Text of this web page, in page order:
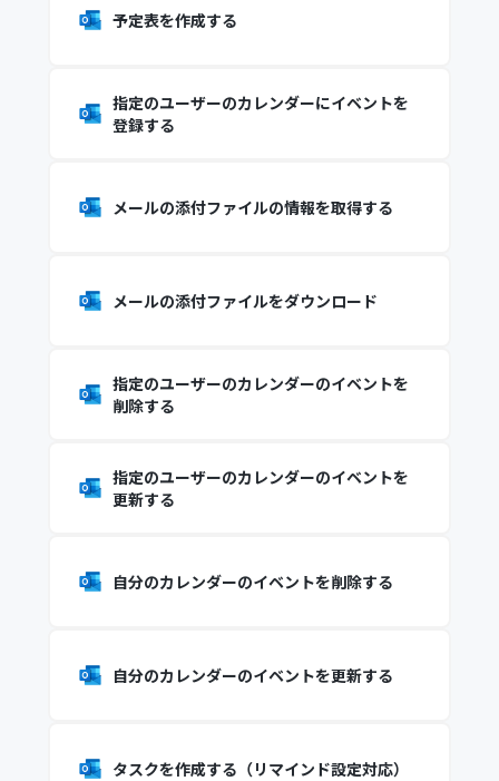
予定表を作成する
指定のユーザーのカレンダーにイベントを
登録する
メールの添付ファイルの情報を取得する
メールの添付ファイルをダウンロード
指定のユーザーのカレンダーのイベントを
削除する
指定のユーザーのカレンダーのイベントを
更新する
自分のカレンダーのイベントを削除する
自分のカレンダーのイベントを更新する
タスクを作成する（リマインド設定対応）